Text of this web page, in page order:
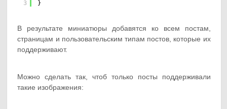
3
}
В результате миниатюры добавятся ко всем постам,
страницам и пользовательским типам постов, которые их
поддерживают.
Можно сделать так, чтоб только посты поддерживали
такие изображения: